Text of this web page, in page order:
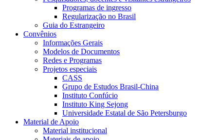
Programas de ingresso
Regularização no Brasil
Guia do Estrangeiro
Convênios
Informações Gerais
Modelos de Documentos
Redes e Programas
Projetos especiais
CASS
Grupo de Estudos Brasil-China
Instituto Confúcio
Instituto King Sejong
Universidade Estatal de São Petersburgo
Material de Apoio
Material institucional